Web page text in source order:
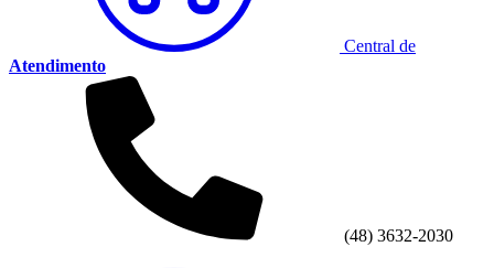
Central de
Atendimento
(48) 3632-2030